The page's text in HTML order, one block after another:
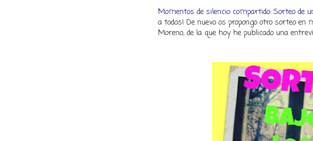
Momentos de silencio compartido: Sorteo de
a todos! De nuevo os propongo otro sorteo
Moreno, de la que hoy he publicado una